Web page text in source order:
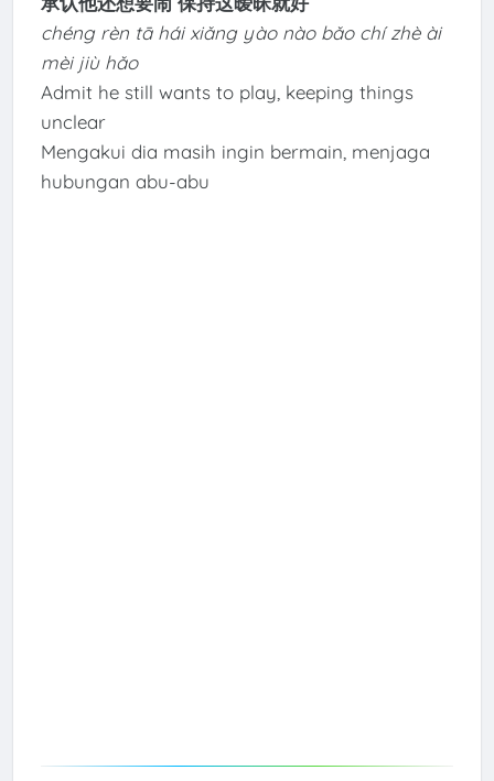
chéng rèn tā hái xiǎng yào nào bǎo chí zhè ài
mèi jiù hǎo
Admit he still wants to play, keeping things
unclear
Mengakui dia masih ingin bermain, menjaga
hubungan abu-abu